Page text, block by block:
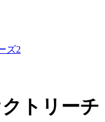
ズ2
クトリーチ